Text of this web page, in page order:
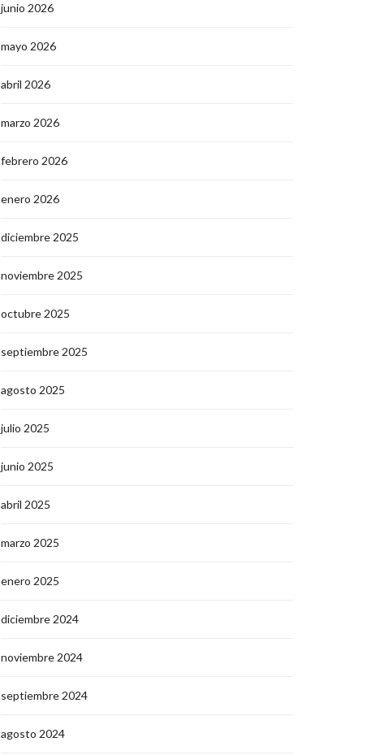
junio 2026
mayo 2026
abril 2026
marzo 2026
febrero 2026
enero 2026
diciembre 2025
noviembre 2025
octubre 2025
septiembre 2025
agosto 2025
julio 2025
junio 2025
abril 2025
marzo 2025
enero 2025
diciembre 2024
noviembre 2024
septiembre 2024
agosto 2024